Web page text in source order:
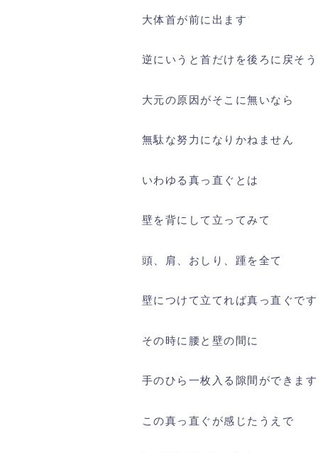
大体首が前に出ます
逆にいうと首だけを後ろに戻そ
大元の原因がそこに無いなら
無駄な努力になりかねません
いわゆる真っ直ぐとは
壁を背にして立ってみて
頭、肩、おしり、踵を全て
壁につけて立てれば真っ直ぐです
その時に腰と壁の間に
手のひら一枚入る隙間ができます
この真っ直ぐが感じたうえで